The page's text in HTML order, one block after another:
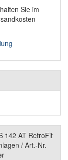
Sie im
142 AT RetroFit
/ Art.-Nr.